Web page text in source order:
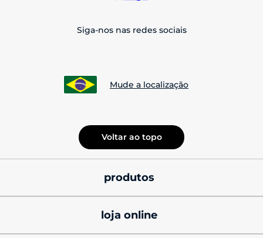
Siga-nos nas redes sociais
Mude a localização
Voltar ao topo
produtos
celulares motorola
loja online